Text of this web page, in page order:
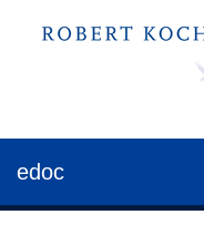
edoc